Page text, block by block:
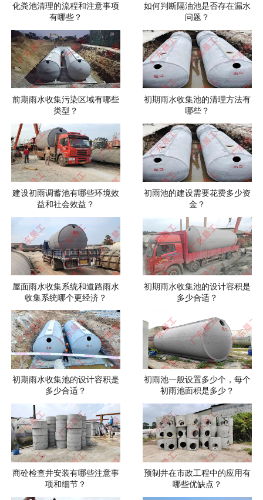
化粪池清理的流程和注意事项
有哪些？
如何判断隔油池是否存在漏水
问题？
前期雨水收集污染区域有哪些
类型？
初期雨水收集池的清理方法有
哪些？
建设初雨调蓄池有哪些环境效
益和社会效益？
初雨池的建设需要花费多少资
金？
屋面雨水收集系统和道路雨水
收集系统哪个更经济？
初期雨水收集池的设计容积是
多少合适？
初期雨水收集池的设计容积是
多少合适？
初雨池一般设置多少个，每个
初雨池面积是多少？
商砼检查井安装有哪些注意事
项和细节？
预制井在市政工程中的应用有
哪些优缺点？